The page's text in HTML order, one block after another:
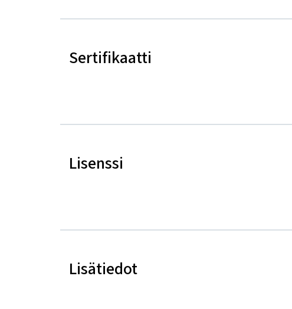
Sertifikaatti
Lisenssi
Lisätiedot